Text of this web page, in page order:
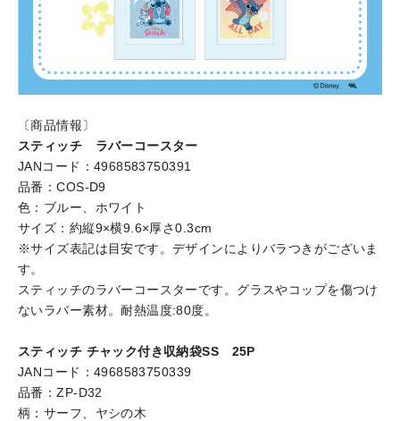
〔商品情報〕
スティッチ ラバーコースター
JANコード：4968583750391
品番：COS-D9
色：ブルー、ホワイト
サイズ：約縦9×横9.6×厚さ0.3cm
※サイズ表記は目安です。デザインによりバラつきがございま
す。
スティッチのラバーコースターです。グラスやコップを傷つけ
ないラバー素材。耐熱温度:80度。
スティッチ チャック付き収納袋SS 25P
JANコード：4968583750339
品番：ZP-D32
柄：サーフ、ヤシの木